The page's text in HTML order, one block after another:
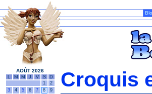
AOÛT 2026
L M M J V S
D
1
2
3
4 5 6 7 8
9
Croquis